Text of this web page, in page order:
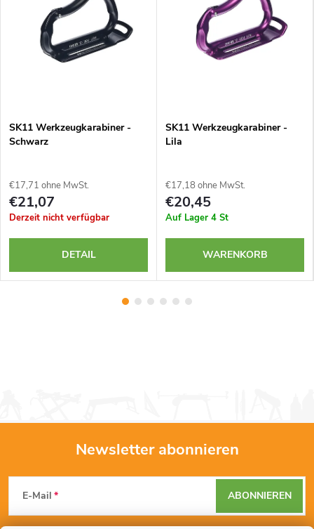
SK11 Werkzeugkarabiner -
Schwarz
€17,71 ohne MwSt.
€21,07
Derzeit nicht verfügbar
DETAIL
SK11 Werkzeugkarabiner -
Lila
€17,18 ohne MwSt.
€20,45
Auf Lager 4 St
WARENKORB
F
u
Newsletter abonnieren
E-Mail ABONNIEREN